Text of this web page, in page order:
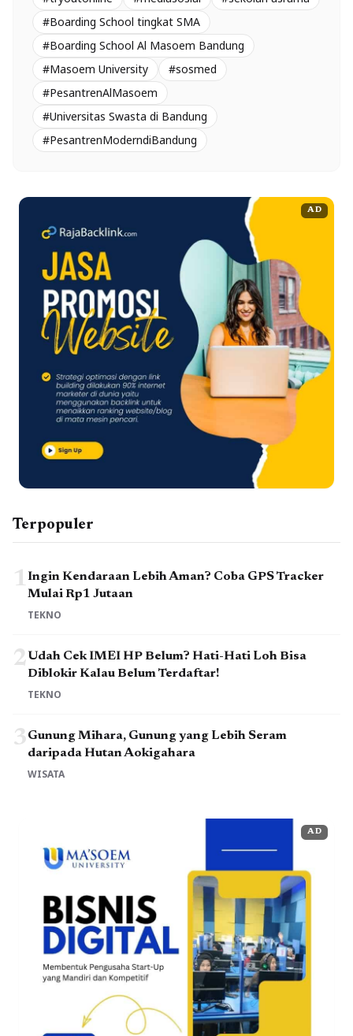
#Boarding School tingkat SMA
#Boarding School Al Masoem Bandung
#Masoem University
#sosmed
#PesantrenAlMasoem
#Universitas Swasta di Bandung
#PesantrenModerndiBandung
AD
Terpopuler
1Ingin Kendaraan Lebih Aman? Coba GPS Tracker
Mulai Rp1 Jutaan
TEKNO
2Udah Cek IMEI HP Belum? Hati-Hati Loh Bisa
Diblokir Kalau Belum Terdaftar!
TEKNO
3Gunung Mihara, Gunung yang Lebih Seram
daripada Hutan Aokigahara
WISATA
AD